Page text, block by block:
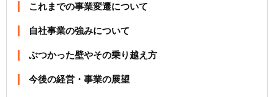
これまでの事業変遷について
自社事業の強みについて
ぶつかった壁やその乗り越え方
今後の経営・事業の展望